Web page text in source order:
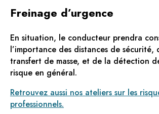
Freinage d’urgence
En situation, le conducteur prendra
l’importance des distances de
transfert de masse, et de la détection
risque en général.
Retrouvez aussi nos ateliers sur les
professionnels.